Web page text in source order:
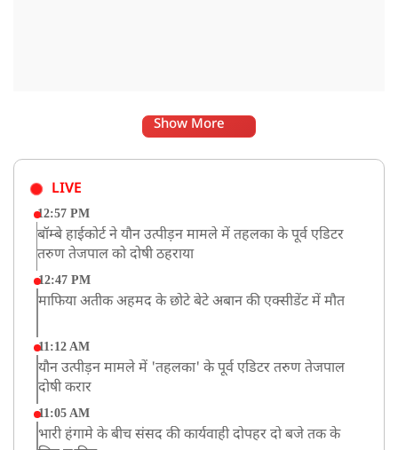
Show More
LIVE
12:57 PM
बॉम्बे हाईकोर्ट ने यौन उत्पीड़न मामले में तहलका के पूर्व एडिटर
तरुण तेजपाल को दोषी ठहराया
12:47 PM
माफिया अतीक अहमद के छोटे बेटे अबान की एक्सीडेंट में मौत
11:12 AM
यौन उत्पीड़न मामले में 'तहलका' के पूर्व एडिटर तरुण तेजपाल
दोषी करार
11:05 AM
भारी हंगामे के बीच संसद की कार्यवाही दोपहर दो बजे तक के